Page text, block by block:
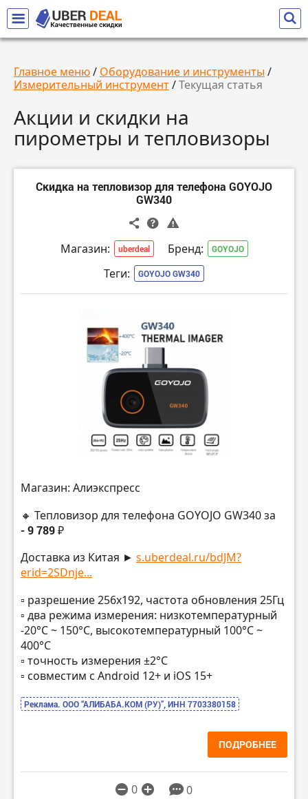
Главное меню/ Оборудование и инструменты /
Измерительный инструмент/Текущая статья
Акции и скидки на
пирометры и тепловизоры
Скидка на тепловизор для телефона GOYOJO
GW340
Магазин: uberdeal Бренд: GOYOJO
Теги: GOYOJO GW340
Магазин: Алиэкспресс
🔸 Тепловизор для телефона GOYOJO GW340 за
- 9 789 ₽
Доставка из Китая ► s.uberdeal.ru/bdJM?
erid=2SDnje...
▫️ разрешение 256х192, частота обновления 25Гц
▫️ два режима измерения: низкотемпературный
-20°C ~ 150°C, высокотемпературный 100°C ~
400°C
▫️ точность измерения ±2°C
▫️ совместим с Android 12+ и iOS 15+
Реклама. ООО “АЛИБАБА.КОМ (РУ)”, ИНН 7703380158
ПОДРОБНЕЕ
0 0